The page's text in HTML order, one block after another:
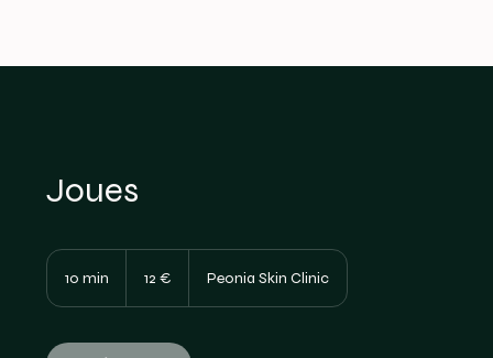
Joues
10 min
i
12 € Peonia Skin Clinic